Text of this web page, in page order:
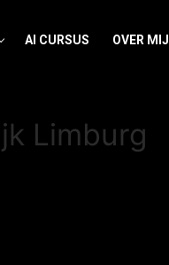
AI CURSUS OVER MIJ
Limburg